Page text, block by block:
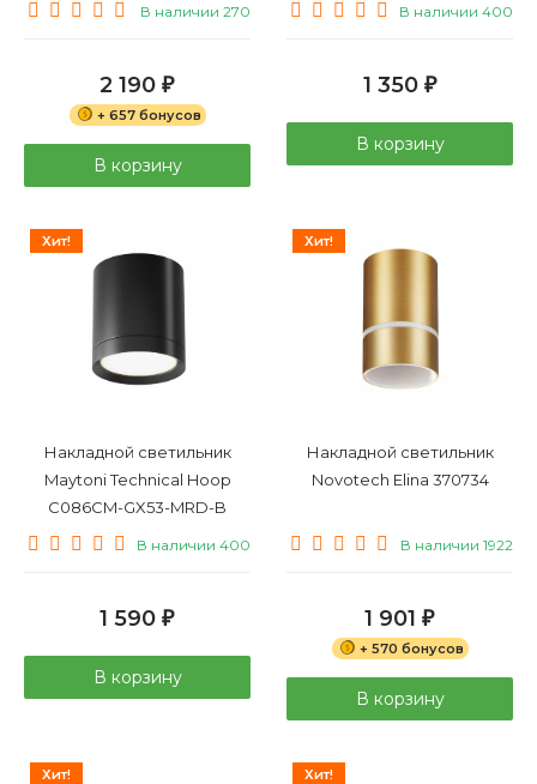
В наличии 270
2 190 ₽
+ 657 бонусов
В корзину
В наличии 400
1 350 ₽
В корзину
Хит!
Накладной светильник
Maytoni Technical Hoop
C086CM-GX53-MRD-B
В наличии 400
1 590 ₽
В корзину
Хит!
Накладной светильник
Novotech Elina 370734
В наличии 1922
1 901 ₽
+ 570 бонусов
В корзину
Хит! Хит!